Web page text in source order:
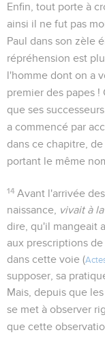
Enfin, tout porte à
ainsi il ne fut pas
Paul dans son zèle
répréhension est
l'homme dont on a
premier des papes
que ses
a commencé par
dans ce chapitre,
portant le même
14 Avant l'arrivée
naissance,
vivait à
dire, qu'il mangeait
aux prescriptions
dans cette voie (
supposer, sa
Mais, depuis que
se met à observer
que cette